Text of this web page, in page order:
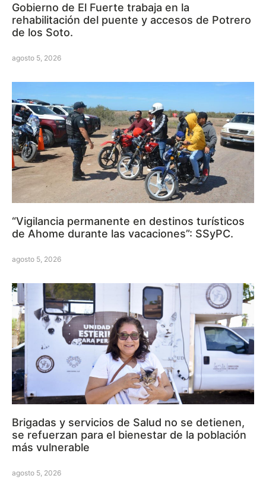
Gobierno de El Fuerte trabaja en la
rehabilitación del puente y accesos de Potrero
de los Soto.
agosto 5, 2026
“Vigilancia permanente en destinos turísticos
de Ahome durante las vacaciones”: SSyPC.
agosto 5, 2026
Brigadas y servicios de Salud no se detienen,
se refuerzan para el bienestar de la población
más vulnerable
agosto 5, 2026